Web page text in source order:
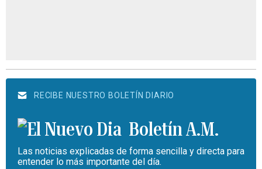
RECIBE NUESTRO BOLETÍN DIARIO
Boletín A.M.
Las noticias explicadas de forma sencilla y directa para
entender lo más importante del día.